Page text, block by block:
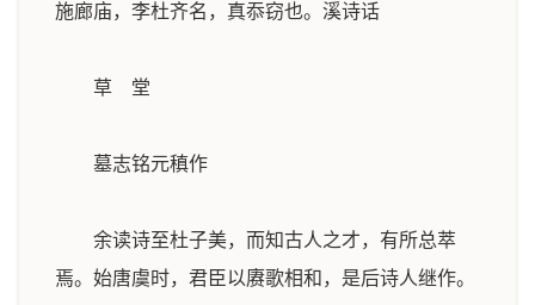
施廊庙，李杜齐名，真忝窃也。 溪诗话
草 堂
墓志铭元稹作
余读诗至杜子美，而知古人之才，有所总萃
焉。始唐虞时，君臣以赓歌相和，是后诗人继作。